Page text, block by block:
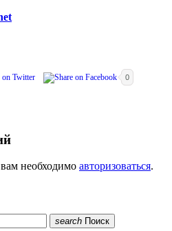
0
необходимо авторизоваться.
search Поиск